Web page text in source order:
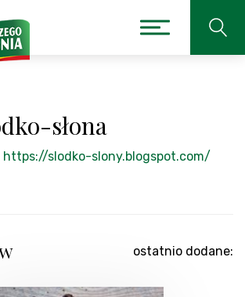
słona
https://slodko-slony.blogspot.com/
ostatnio dodane: